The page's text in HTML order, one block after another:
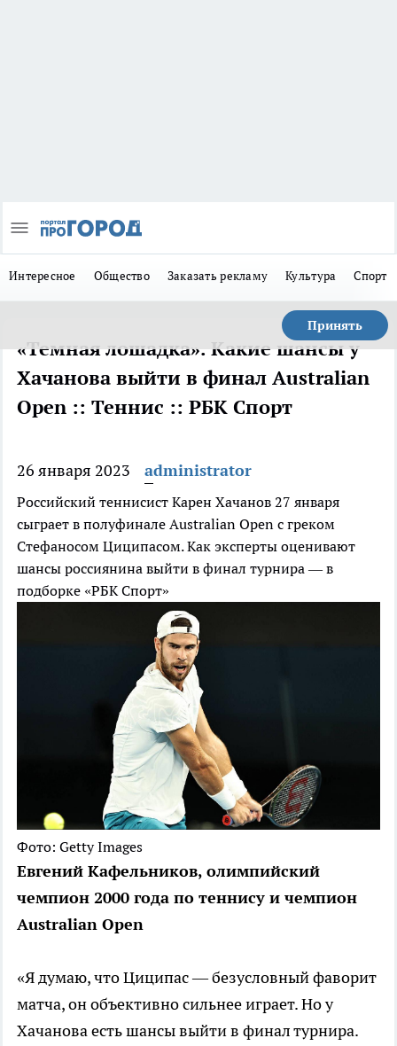
Интересное Общество Заказать рекламу Культура Спорт
Принять
«Темная лошадка». Какие шансы у
Хачанова выйти в финал Australian
Open :: Теннис :: РБК Спорт
26 января 2023 administrator
Российский теннисист Карен Хачанов 27 января
сыграет в полуфинале Australian Open с греком
Стефаносом Циципасом. Как эксперты оценивают
шансы россиянина выйти в финал турнира — в
подборке «РБК Спорт»
Фото: Getty Images
Евгений Кафельников, олимпийский
чемпион 2000 года по теннису и чемпион
Australian Open
«Я думаю, что Циципас — безусловный фаворит
матча, он объективно сильнее играет. Но у
Хачанова есть шансы выйти в финал турнира.